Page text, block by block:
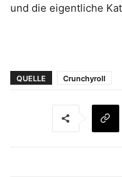
und die eigentliche
QUELLE Crunchyroll